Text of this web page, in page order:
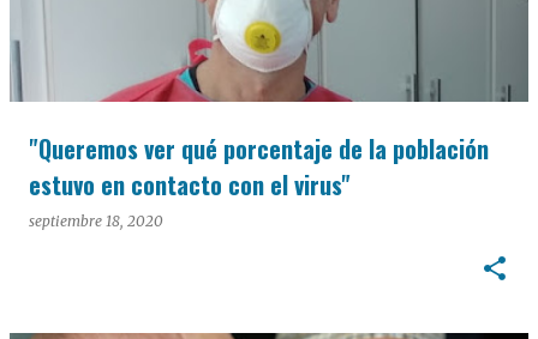
"Queremos ver qué porcentaje de la población
estuvo en contacto con el virus"
septiembre 18, 2020